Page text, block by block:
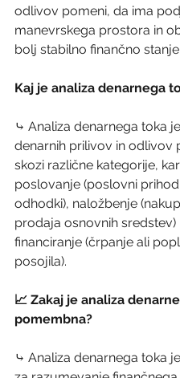
odlivov pomeni, da ima
manevrskega prostora in
bolj stabilno finančno stanje.
Kaj je analiza denarnega
⤷ Analiza denarnega toka
denarnih prilivov in odlivov
skozi različne kategorije,
poslovanje (poslovni
odhodki), naložbenje
prodaja osnovnih sredstev)
financiranje (črpanje ali
posojila).
📈 Zakaj je analiza
pomembna?
⤷ Analiza denarnega toka